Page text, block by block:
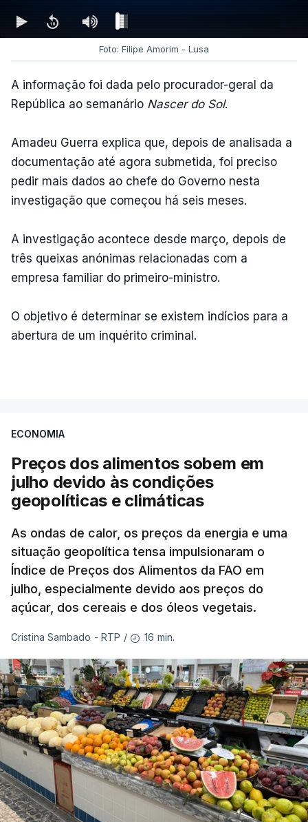
Foto: Filipe Amorim - Lusa
A informação foi dada pelo procurador-geral da
República ao semanário Nascer do Sol.
Amadeu Guerra explica que, depois de analisada a
documentação até agora submetida, foi preciso
pedir mais dados ao chefe do Governo nesta
investigação que começou há seis meses.
A investigação acontece desde março, depois de
três queixas anónimas relacionadas com a
empresa familiar do primeiro-ministro.
O objetivo é determinar se existem indícios para a
abertura de um inquérito criminal.
ECONOMIA
Preços dos alimentos sobem em
julho devido às condições
geopolíticas e climáticas
As ondas de calor, os preços da energia e uma
situação geopolítica tensa impulsionaram o
Índice de Preços dos Alimentos da FAO em
julho, especialmente devido aos preços do
açúcar, dos cereais e dos óleos vegetais.
Cristina Sambado - RTP / 16 min.